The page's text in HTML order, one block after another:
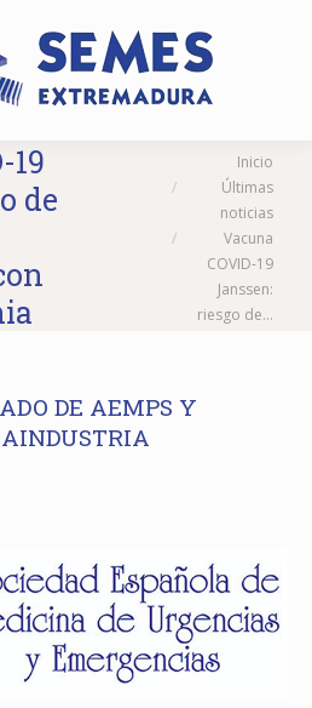
19
de
Inicio
Últimas
noticias
Vacuna
COVID-19
Janssen:
riesgo de…
DE AEMPS Y